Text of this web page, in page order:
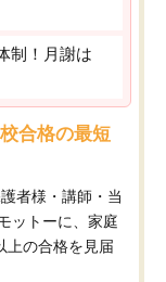
制！月謝は
合格の最短
者様・講師・当
ットーに、家庭
上の合格を見届